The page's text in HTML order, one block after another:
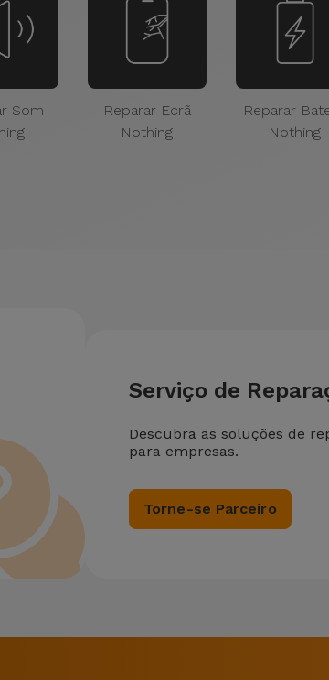
Som
Reparar Ecrã
Nothing
Reparar
Nothing
Serviço de
Descubra as soluções de
para empresas.
Torne-se Parceiro